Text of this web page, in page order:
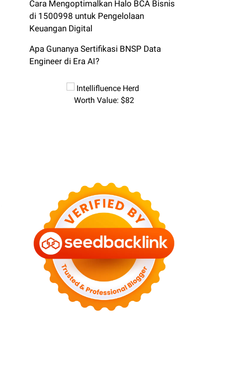
Cara Mengoptimalkan Halo BCA Bisnis
di 1500998 untuk Pengelolaan
Keuangan Digital
Apa Gunanya Sertifikasi BNSP Data
Engineer di Era AI?